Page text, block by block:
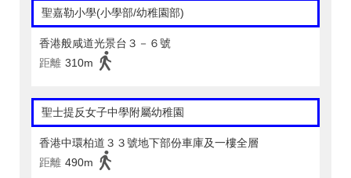
聖嘉勒小學(小學部/幼稚園部)
香港般咸道光景台３－６號
距離 310m
聖士提反女子中學附屬幼稚園
香港中環柏道３３號地下部份車庫及一樓全層
距離 490m